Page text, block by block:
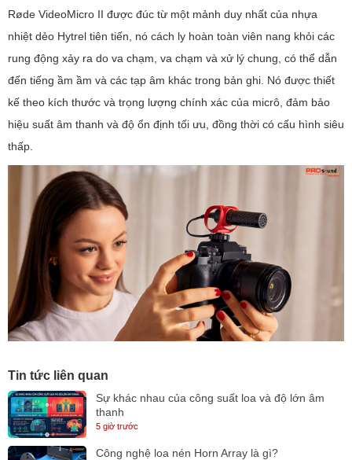
Røde VideoMicro II được đúc từ một mảnh duy nhất của nhựa
nhiệt dẻo Hytrel tiên tiến, nó cách ly hoàn toàn viên nang khỏi các
rung động xảy ra do va chạm, va chạm và xử lý chung, có thể dẫn
đến tiếng ầm ầm và các tạp âm khác trong bản ghi. Nó được thiết
kế theo kích thước và trọng lượng chính xác của micrô, đảm bảo
hiệu suất âm thanh và độ ổn định tối ưu, đồng thời có cấu hình siêu
thấp.
Tin tức liên quan
Sự khác nhau của công suất loa và độ lớn âm
thanh
5 giờ trước
Công nghệ loa nén Horn Array là gì?